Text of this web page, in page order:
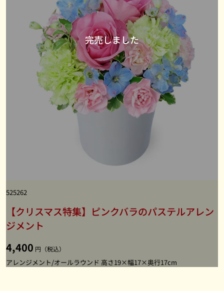
525262
【クリスマス特集】ピンクバラのパステルアレン
ジメント
4,400 円（税込）
アレンジメント/オールラウンド 高さ19×幅17×奥行17cm